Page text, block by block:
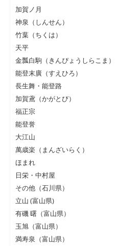
加賀ノ月
神泉（しんせん）
竹葉（ちくは）
天平
金瓢白駒（きんぴょうしらこま）
能登末廣（すえひろ）
長生舞・能登路
加賀鳶（かがとび）
福正宗
能登誉
大江山
萬歳楽（まんざいらく）
ほまれ
日栄・中村屋
その他（石川県）
立山 (富山県)
有磯 曙（富山県）
玉旭（富山県）
満寿泉（富山県）